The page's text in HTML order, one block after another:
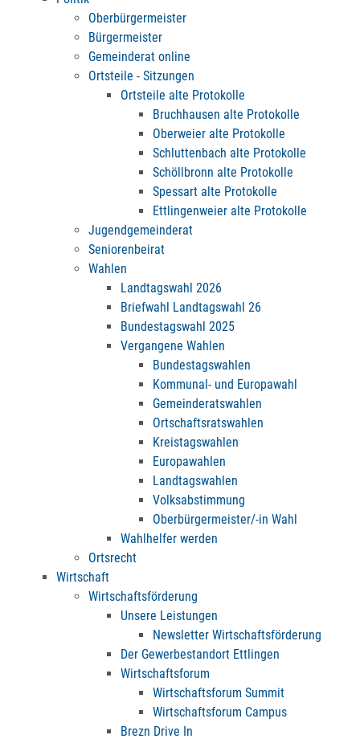
Oberbürgermeister
Bürgermeister
Gemeinderat online
Ortsteile - Sitzungen
Ortsteile alte Protokolle
Bruchhausen alte Protokolle
Oberweier alte Protokolle
Schluttenbach alte Protokolle
Schöllbronn alte Protokolle
Spessart alte Protokolle
Ettlingenweier alte Protokolle
Jugendgemeinderat
Seniorenbeirat
Wahlen
Landtagswahl 2026
Briefwahl Landtagswahl 26
Bundestagswahl 2025
Vergangene Wahlen
Bundestagswahlen
Kommunal- und Europawahl
Gemeinderatswahlen
Ortschaftsratswahlen
Kreistagswahlen
Europawahlen
Landtagswahlen
Volksabstimmung
Oberbürgermeister/-in Wahl
Wahlhelfer werden
Ortsrecht
Wirtschaft
Wirtschaftsförderung
Unsere Leistungen
Newsletter Wirtschaftsförderung
Der Gewerbestandort Ettlingen
Wirtschaftsforum
Wirtschaftsforum Summit
Wirtschaftsforum Campus
Brezn Drive In